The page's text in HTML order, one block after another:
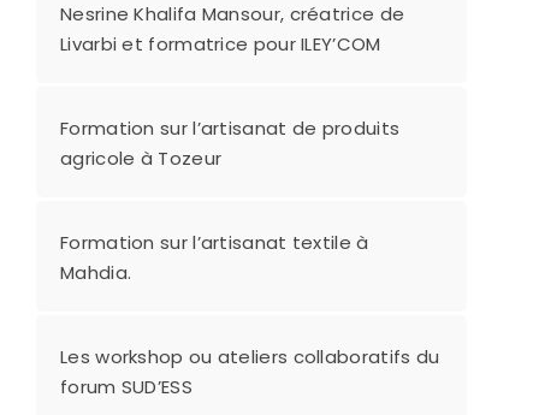
Nesrine Khalifa Mansour, créatrice de
Livarbi et formatrice pour ILEY’COM
Formation sur l’artisanat de produits
agricole à Tozeur
Formation sur l’artisanat textile à
Mahdia.
Les workshop ou ateliers collaboratifs du
forum SUD’ESS